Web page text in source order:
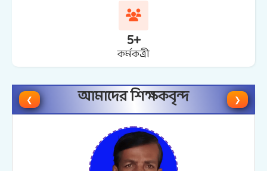
5+
কর্মকত্র্রী
❮ আমাদের শিক্ষকবৃন্দ ❯